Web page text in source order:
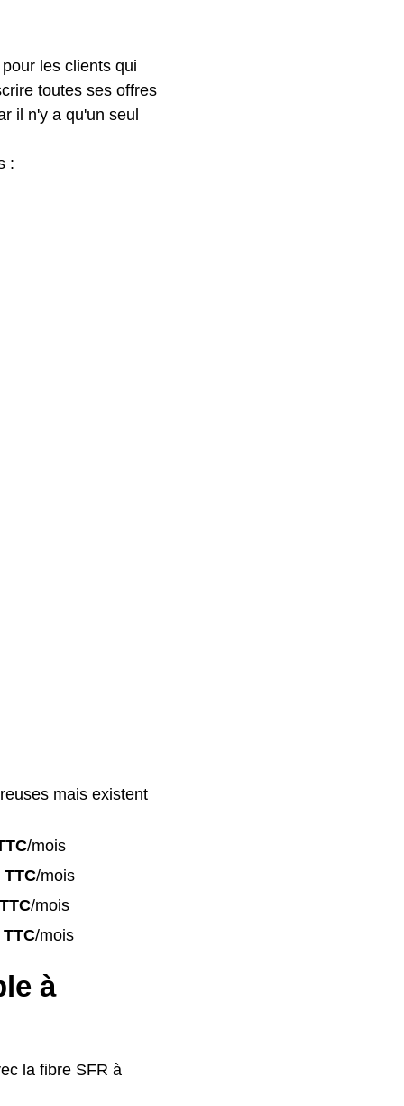
les clients qui
toutes ses offres
il n'y a qu'un seul
:
mais existent
/mois
TTC/mois
/mois
/mois
à
la fibre SFR à